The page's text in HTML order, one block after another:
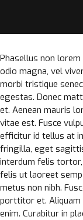
Phasellus non
odio magna, vel
morbi tristique
egestas. Donec
et. Aenean mauris
vitae est. Fusce
efficitur id tellus at
fringilla, eget
interdum felis tortor,
felis ut laoreet
metus non nibh.
porttitor et. Aliquam
enim. Curabitur in